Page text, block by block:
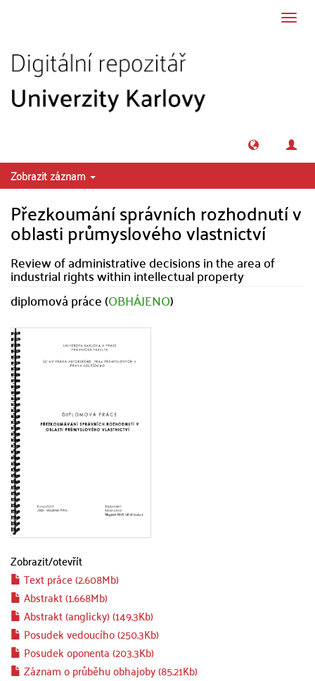
Zobrazit záznam
Přezkoumání správních rozhodnutí v
oblasti průmyslového vlastnictví
Review of administrative decisions in the area of
industrial rights within intellectual property
diplomová práce (OBHÁJENO)
Zobrazit/otevřít
Text práce (2.608Mb)
Abstrakt (1.668Mb)
Abstrakt (anglicky) (149.3Kb)
Posudek vedoucího (250.3Kb)
Posudek oponenta (203.3Kb)
Záznam o průběhu obhajoby (85.21Kb)